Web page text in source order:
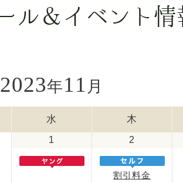
2023年11 月
水 木
1 2
割引料金